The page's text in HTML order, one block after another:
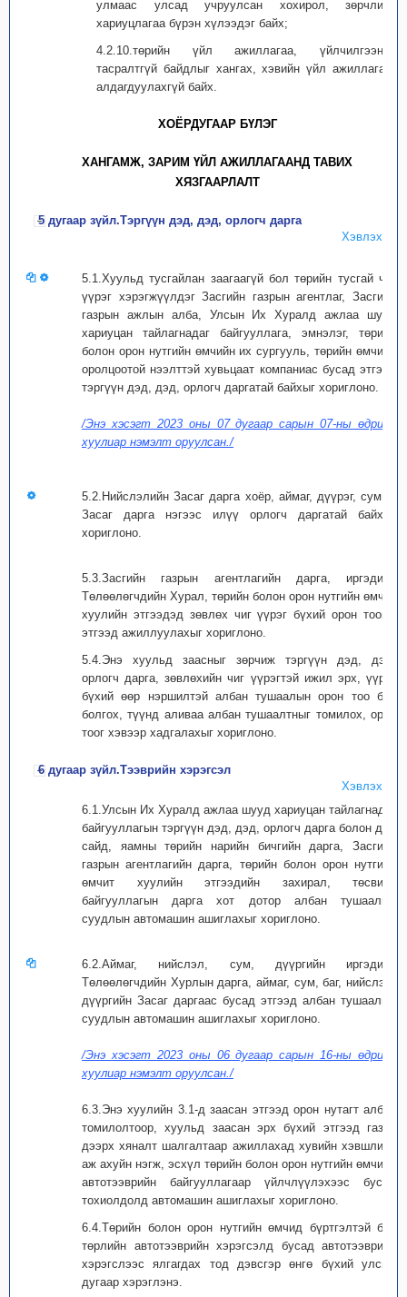
улмаас улсад учруулсан хохирол, зөрчлийн
хариуцлагаа бүрэн хүлээдэг байх;
4.2.10.төрийн үйл ажиллагаа, үйлчилгээний
тасралтгүй байдлыг хангах, хэвийн үйл ажиллагааг
алдагдуулахгүй байх.
ХОЁРДУГААР БҮЛЭГ
ХАНГАМЖ, ЗАРИМ ҮЙЛ АЖИЛЛАГААНД ТАВИХ
ХЯЗГААРЛАЛТ
5 дугаар зүйл.Тэргүүн дэд, дэд, орлогч дарга
Хэвлэх
5.1.Хуульд тусгайлан заагаагүй бол төрийн тусгай чиг
үүрэг хэрэгжүүлдэг Засгийн газрын агентлаг, Засгийн
газрын ажлын алба, Улсын Их Хуралд ажлаа шууд
хариуцан тайлагнадаг байгууллага, эмнэлэг, төрийн
болон орон нутгийн өмчийн их сургууль, төрийн өмчийн
оролцоотой нээлттэй хувьцаат компаниас бусад этгээд
тэргүүн дэд, дэд, орлогч даргатай байхыг хориглоно.
/Энэ хэсэгт 2023 оны 07 дугаар сарын 07-ны өдрийн
хуулиар нэмэлт оруулсан./
5.2.Нийслэлийн Засаг дарга хоёр, аймаг, дүүрэг, сумын
Засаг дарга нэгээс илүү орлогч даргатай байхыг
хориглоно.
5.3.Засгийн газрын агентлагийн дарга, иргэдийн
Төлөөлөгчдийн Хурал, төрийн болон орон нутгийн өмчит
хуулийн этгээдэд зөвлөх чиг үүрэг бүхий орон тооны
этгээд ажиллуулахыг хориглоно.
5.4.Энэ хуульд заасныг зөрчиж тэргүүн дэд, дэд,
орлогч дарга, зөвлөхийн чиг үүрэгтэй ижил эрх, үүрэг
бүхий өөр нэршилтэй албан тушаалын орон тоо бий
болгох, түүнд аливаа албан тушаалтныг томилох, орон
тоог хэвээр хадгалахыг хориглоно.
6 дугаар зүйл.Тээврийн хэрэгсэл
Хэвлэх
6.1.Улсын Их Хуралд ажлаа шууд хариуцан тайлагнадаг
байгууллагын тэргүүн дэд, дэд, орлогч дарга болон дэд
сайд, яамны төрийн нарийн бичгийн дарга, Засгийн
газрын агентлагийн дарга, төрийн болон орон нутгийн
өмчит хуулийн этгээдийн захирал, төсвийн
байгууллагын дарга хот дотор албан тушаалын
суудлын автомашин ашиглахыг хориглоно.
6.2.Аймаг, нийслэл, сум, дүүргийн иргэдийн
Төлөөлөгчдийн Хурлын дарга, аймаг, сум, баг, нийслэл,
дүүргийн Засаг даргаас бусад этгээд албан тушаалын
суудлын автомашин ашиглахыг хориглоно.
/Энэ хэсэгт 2023 оны 06 дугаар сарын 16-ны өдрийн
хуулиар нэмэлт оруулсан./
6.3.Энэ хуулийн 3.1-д заасан этгээд орон нутагт албан
томилолтоор, хуульд заасан эрх бүхий этгээд газар
дээрх хяналт шалгалтаар ажиллахад хувийн хэвшлийн
аж ахуйн нэгж, эсхүл төрийн болон орон нутгийн өмчийн
автотээврийн байгууллагаар үйлчлүүлэхээс бусад
тохиолдолд автомашин ашиглахыг хориглоно.
6.4.Төрийн болон орон нутгийн өмчид бүртгэлтэй бүх
төрлийн автотээврийн хэрэгсэлд бусад автотээврийн
хэрэгслээс ялгагдах тод дэвсгэр өнгө бүхий улсын
дугаар хэрэглэнэ.